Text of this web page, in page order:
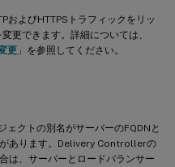
よびHTTPSトラフィックをリッ
更できます。詳細については、
更 」を参照してください。
ェクトの別名がサーバーのFQDNと
あります。Delivery Controllerの
は、サーバーとロードバランサー